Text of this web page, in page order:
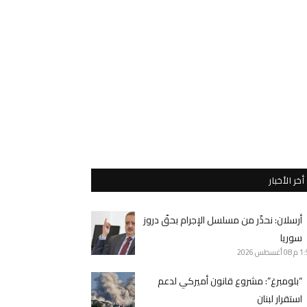
أخر الأخبار
أرسلان: نحذّر من مسلسل الإجرام بحقّ دروز
سوريا
م 08 أغسطس 2026
“بلومبرغ”: مشروع قانون أميركي لدعم
استقرار لبنان